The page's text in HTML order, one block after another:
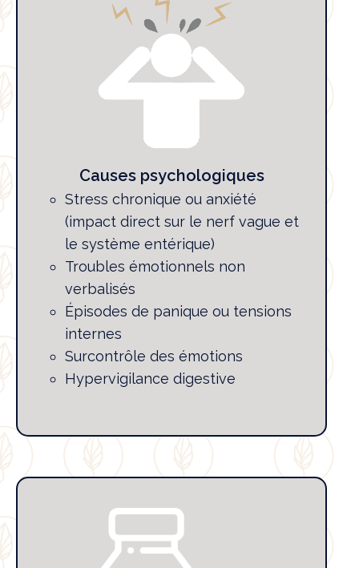
Causes psychologiques
Stress chronique ou anxiété
(impact direct sur le nerf vague et
le système entérique)
Troubles émotionnels non
verbalisés
Épisodes de panique ou tensions
internes
Surcontrôle des émotions
Hypervigilance digestive